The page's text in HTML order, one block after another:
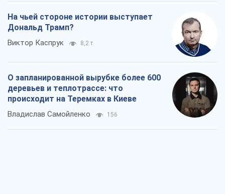
На чьей стороне истории выступает
Дональд Трамп?
Виктор Каспрук 8,2 т.
О запланированной вырубке более 600
деревьев и теплотрассе: что
происходит на Теремках в Киеве
Владислав Самойленко 156